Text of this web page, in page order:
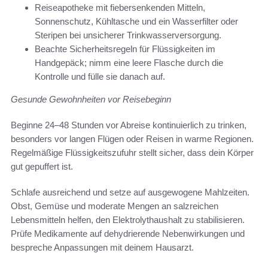
Reiseapotheke mit fiebersenkenden Mitteln,
Sonnenschutz, Kühltasche und ein Wasserfilter oder
Steripen bei unsicherer Trinkwasserversorgung.
Beachte Sicherheitsregeln für Flüssigkeiten im
Handgepäck; nimm eine leere Flasche durch die
Kontrolle und fülle sie danach auf.
Gesunde Gewohnheiten vor Reisebeginn
Beginne 24–48 Stunden vor Abreise kontinuierlich zu trinken,
besonders vor langen Flügen oder Reisen in warme Regionen.
Regelmäßige Flüssigkeitszufuhr stellt sicher, dass dein Körper
gut gepuffert ist.
Schlafe ausreichend und setze auf ausgewogene Mahlzeiten.
Obst, Gemüse und moderate Mengen an salzreichen
Lebensmitteln helfen, den Elektrolythaushalt zu stabilisieren.
Prüfe Medikamente auf dehydrierende Nebenwirkungen und
bespreche Anpassungen mit deinem Hausarzt.